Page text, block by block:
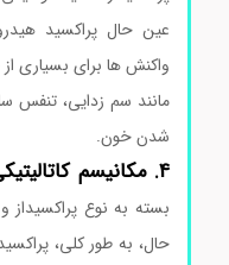
عین حال پراکسید
واکنش ها برای بسیاری از
مانند سم زدایی، تنفس
شدن خون.خرید آنزیم
بسته به نوع پراکسیداز
حال، به طور کلی،